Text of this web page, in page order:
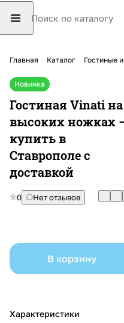
Главная Каталог Гостиные
Новинка
Гостиная Vinati на
высоких ножках
купить в
Ставрополе с
доставкой
0 Нет отзывов
В корзину
Характеристики